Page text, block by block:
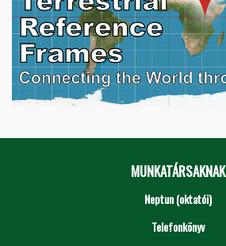
MUNKATÁRSAKNAK
Neptun (oktatói)
Telefonkönyv